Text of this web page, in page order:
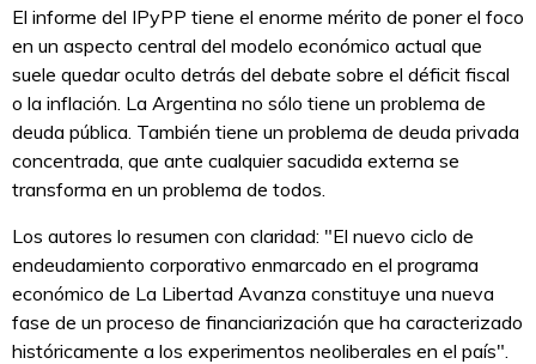
El informe del IPyPP tiene el enorme mérito de poner el foco
en un aspecto central del modelo económico actual que
suele quedar oculto detrás del debate sobre el déficit fiscal
o la inflación. La Argentina no sólo tiene un problema de
deuda pública. También tiene un problema de deuda privada
concentrada, que ante cualquier sacudida externa se
transforma en un problema de todos.
Los autores lo resumen con claridad: "El nuevo ciclo de
endeudamiento corporativo enmarcado en el programa
económico de La Libertad Avanza constituye una nueva
fase de un proceso de financiarización que ha caracterizado
históricamente a los experimentos neoliberales en el país".